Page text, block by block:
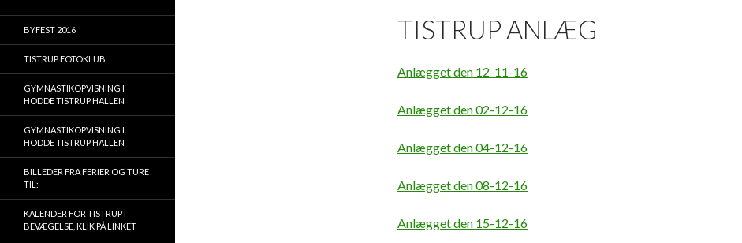
TISTRUP ANLÆG
Anlægget den 12-11-16
Anlægget den 02-12-16
Anlægget den 04-12-16
Anlægget den 08-12-16
Anlægget den 15-12-16
BYFEST 2016
TISTRUP FOTOKLUB
GYMNASTIKOPVISNING I
HODDE TISTRUP HALLEN
GYMNASTIKOPVISNING I
HODDE TISTRUP HALLEN
BILLEDER FRA FERIER OG TURE
TIL:
KALENDER FOR TISTRUP I
BEVÆGELSE, KLIK PÅ LINKET